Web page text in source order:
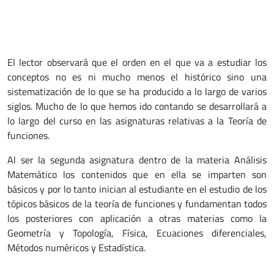
El lector observará que el orden en el que va a estudiar los
conceptos no es ni mucho menos el histórico sino una
sistematización de lo que se ha producido a lo largo de varios
siglos. Mucho de lo que hemos ido contando se desarrollará a
lo largo del curso en las asignaturas relativas a la Teoría de
funciones.
Al ser la segunda asignatura dentro de la materia Análisis
Matemático los contenidos que en ella se imparten son
básicos y por lo tanto inician al estudiante en el estudio de los
tópicos básicos de la teoría de funciones y fundamentan todos
los posteriores con aplicación a otras materias como la
Geometría y Topología, Física, Ecuaciones diferenciales,
Métodos numéricos y Estadística.